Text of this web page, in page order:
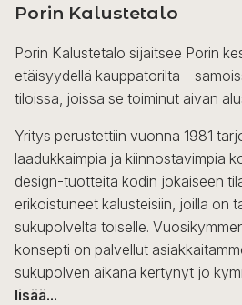
Porin Kalustetalo
Porin Kalustetalo sijaitsee Porin
etäisyydellä kauppatorilta –
tiloissa, joissa se toiminut aivan
Yritys perustettiin vuonna 1981
laadukkaimpia ja kiinnostavimpia
design-tuotteita kodin jokaiseen
erikoistuneet kalusteisiin, joilla on
sukupolvelta toiselle.
konsepti on palvellut
sukupolven aikana kertynyt jo
lisää...